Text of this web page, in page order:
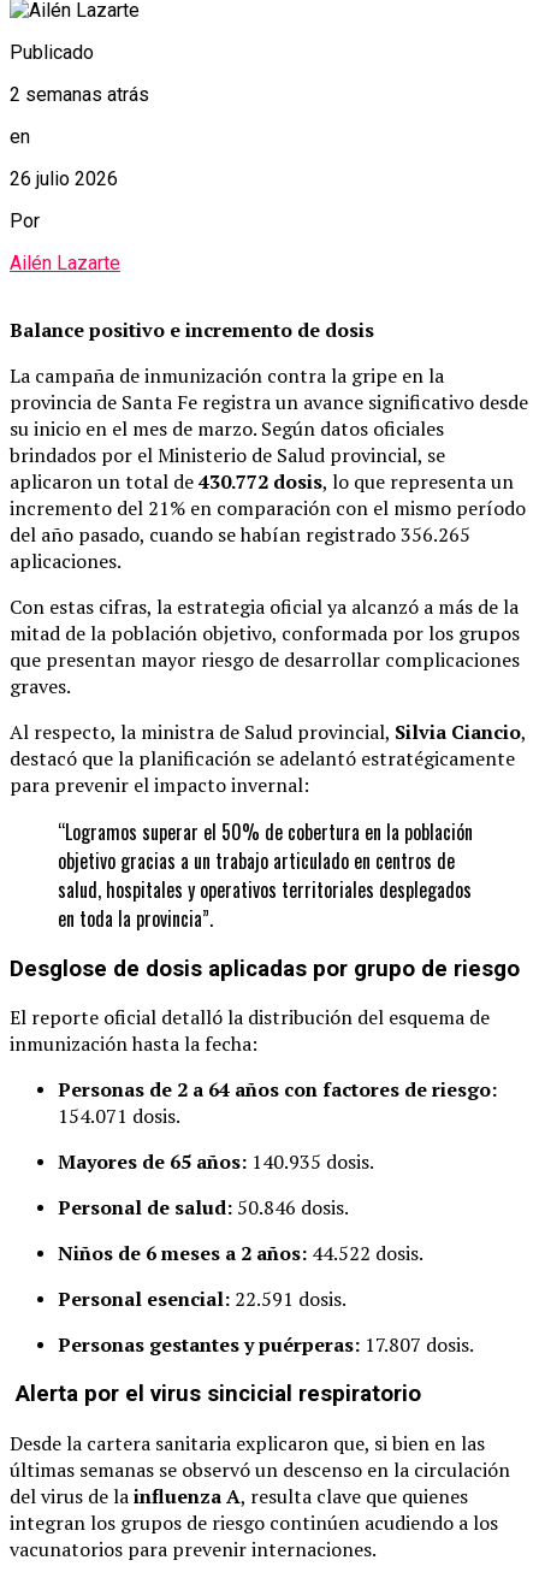
Publicado
2 semanas atrás
en
26 julio 2026
Por
Ailén Lazarte
Balance positivo e incremento de dosis
La campaña de inmunización contra la gripe en la
provincia de Santa Fe registra un avance significativo desde
su inicio en el mes de marzo. Según datos oficiales
brindados por el Ministerio de Salud provincial, se
aplicaron un total de430.772 dosis, lo que representa un
incremento del 21% en comparación con el mismo período
del año pasado, cuando se habían registrado 356.265
aplicaciones.
Con estas cifras, la estrategia oficial ya alcanzó a más de la
mitad de la población objetivo, conformada por los grupos
que presentan mayor riesgo de desarrollar complicaciones
graves.
Al respecto, la ministra de Salud provincial, Silvia Ciancio,
destacó que la planificación se adelantó estratégicamente
para prevenir el impacto invernal:
“Logramos superar el 50% de cobertura en la población
objetivo gracias a un trabajo articulado en centros de
salud, hospitales y operativos territoriales desplegados
en toda la provincia”.
Desglose de dosis aplicadas por grupo de riesgo
El reporte oficial detalló la distribución del esquema de
inmunización hasta la fecha:
Personas de 2 a 64 años con factores de riesgo:
154.071 dosis.
Mayores de 65 años: 140.935 dosis.
Personal de salud: 50.846 dosis.
Niños de 6 meses a 2 años: 44.522 dosis.
Personal esencial: 22.591 dosis.
Personas gestantes y puérperas: 17.807 dosis.
Alerta por el virus sincicial respiratorio
Desde la cartera sanitaria explicaron que, si bien en las
últimas semanas se observó un descenso en la circulación
del virus de lainfluenza A, resulta clave que quienes
integran los grupos de riesgo continúen acudiendo a los
vacunatorios para prevenir internaciones.